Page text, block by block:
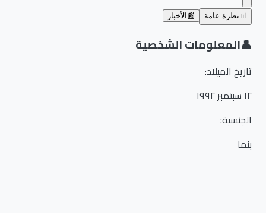
نظرة عامة 📰 الأخبار
المعلومات الشخصية
تاريخ الميلاد:
الجنسية: